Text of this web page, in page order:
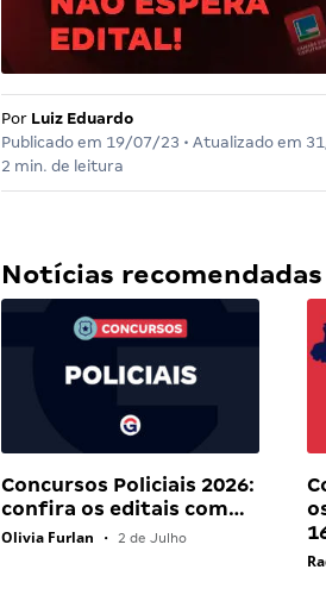
Por Luiz Eduardo
Publicado em 19/07/23 • Atualizado em
2 min. de leitura
Notícias recomendadas
Concursos Policiais 2026:
confira os editais com…
Olivia Furlan • 2 de Julho